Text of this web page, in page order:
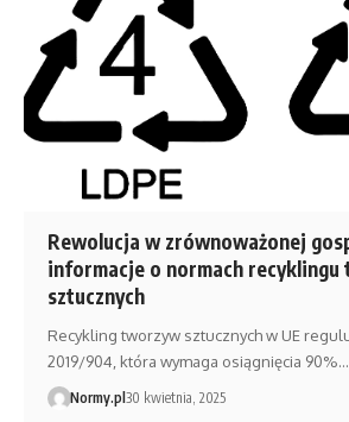
Rewolucja w zrównoważonej
informacje o normach
sztucznych
Recykling tworzyw sztucznych w UE
2019/904, która wymaga osiągnięcia 90%…
Normy.pl30 kwietnia, 2025